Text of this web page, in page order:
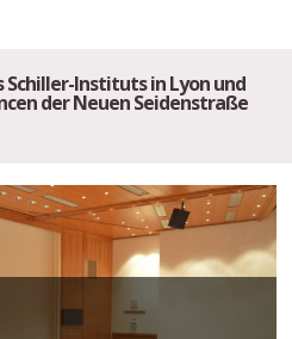
Instituts in Lyon und
der Neuen Seidenstraße